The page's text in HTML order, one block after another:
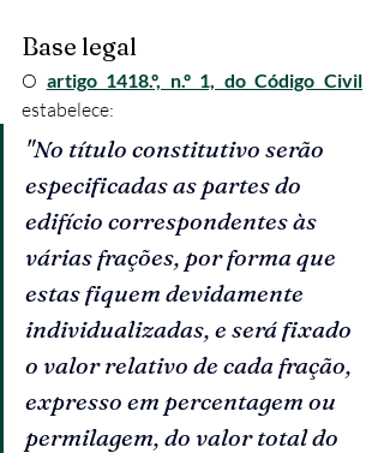
Base legal
O artigo 1418.º, n.º 1, do Código Civil
estabelece:
"No título constitutivo serão
especificadas as partes do
edifício correspondentes às
várias frações, por forma que
estas fiquem devidamente
individualizadas, e será fixado
o valor relativo de cada fração,
expresso em percentagem ou
permilagem, do valor total do